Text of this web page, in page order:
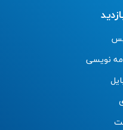
نویسی